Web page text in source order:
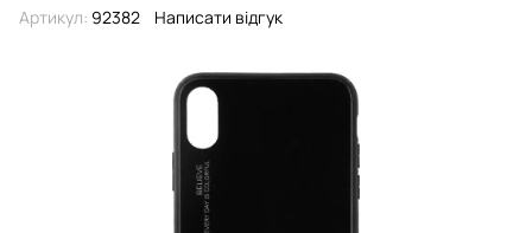
Артикул: 92382 Написати відгук